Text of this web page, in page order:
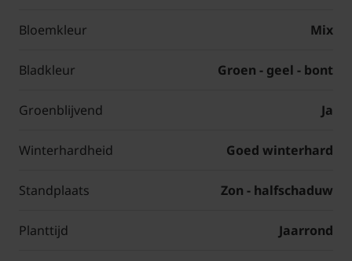
Bloemkleur Mix
Bladkleur Groen - geel - bont
Groenblijvend Ja
Winterhardheid Goed winterhard
Standplaats Zon - halfschaduw
Planttijd Jaarrond